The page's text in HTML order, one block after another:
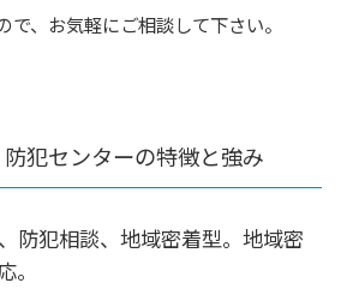
で、お気軽にご相談して下さい。
犯センターの特徴と強み
防犯相談、地域密着型。地域密